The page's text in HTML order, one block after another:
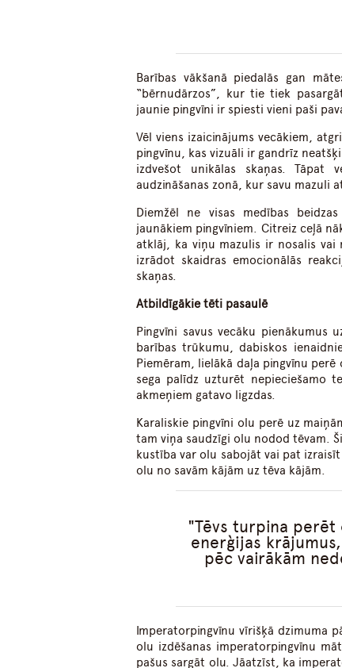
Barības vākšanā piedalās gan
“bērnudārzos”, kur tie tiek
jaunie pingvīni ir spiesti vieni paši
Vēl viens izaicinājums vecākiem,
pingvīnu, kas vizuāli ir gandrīz
izdvešot unikālas skaņas. Tāpat
audzināšanas zonā, kur savu mazuli
Diemžēl ne visas medības
jaunākiem pingvīniem. Citreiz ceļā
atklāj, ka viņu mazulis ir nosalis vai
izrādot skaidras emocionālās
skaņas.
Atbildīgākie tēti pasaulē
Pingvīni savus vecāku
barības trūkumu, dabiskos
Piemēram, lielākā daļa pingvīnu
sega palīdz uzturēt nepieciešamo
akmeņiem gatavo ligzdas.
Karaliskie pingvīni olu perē uz
tam viņa saudzīgi olu nodod tēvam.
kustība var olu sabojāt vai pat
olu no savām kājām uz tēva kājām.
Tēvs turpina
enerģijas
pēc vairākām
Imperatorpingvīnu vīrišķā dzimuma
olu izdēšanas imperatorpingvīnu
pašus sargāt olu. Jāatzīst, ka